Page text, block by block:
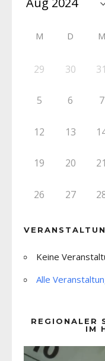
M D M
29 30 31
5 6 7
12 13
19 20 21
26 27
Keine
Alle
REGIONALER
IM